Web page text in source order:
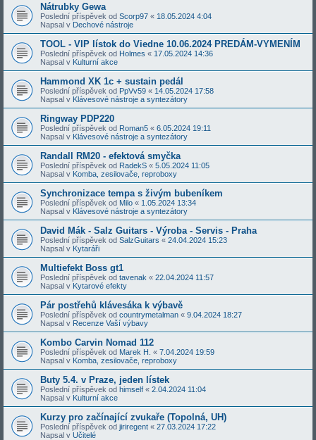
Nátrubky Gewa
Poslední příspěvek od Scorp97 « 18.05.2024 4:04
Napsal v Dechové nástroje
TOOL - VIP lístok do Viedne 10.06.2024 PREDÁM-VYMENÍM
Poslední příspěvek od Holmes « 17.05.2024 14:36
Napsal v Kulturní akce
Hammond XK 1c + sustain pedál
Poslední příspěvek od PpVv59 « 14.05.2024 17:58
Napsal v Klávesové nástroje a syntezátory
Ringway PDP220
Poslední příspěvek od Roman5 « 6.05.2024 19:11
Napsal v Klávesové nástroje a syntezátory
Randall RM20 - efektová smyčka
Poslední příspěvek od RadekS « 5.05.2024 11:05
Napsal v Komba, zesilovače, reproboxy
Synchronizace tempa s živým bubeníkem
Poslední příspěvek od Milo « 1.05.2024 13:34
Napsal v Klávesové nástroje a syntezátory
David Mák - Salz Guitars - Výroba - Servis - Praha
Poslední příspěvek od SalzGuitars « 24.04.2024 15:23
Napsal v Kytaráři
Multiefekt Boss gt1
Poslední příspěvek od tavenak « 22.04.2024 11:57
Napsal v Kytarové efekty
Pár postřehů klávesáka k výbavě
Poslední příspěvek od countrymetalman « 9.04.2024 18:27
Napsal v Recenze Vaší výbavy
Kombo Carvin Nomad 112
Poslední příspěvek od Marek H. « 7.04.2024 19:59
Napsal v Komba, zesilovače, reproboxy
Buty 5.4. v Praze, jeden lístek
Poslední příspěvek od himself « 2.04.2024 11:04
Napsal v Kulturní akce
Kurzy pro začínající zvukaře (Topolná, UH)
Poslední příspěvek od jiriregent « 27.03.2024 17:22
Napsal v Učitelé